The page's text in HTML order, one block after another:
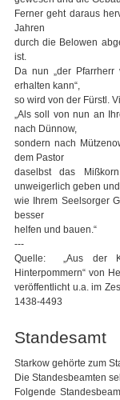
Ferner geht daraus
Jahren
durch die Belowen
ist.
Da nun „der
erhalten kann“,
so wird von der Fürstl.
„Als soll von nun an
nach Dünnow,
sondern nach
dem Pastor
daselbst das
unweigerlich geben und
wie Ihrem Seelsorger
besser
helfen und bauen.“
---
Quelle: „Aus der
Hinterpommern“ von
veröffentlicht u.a. im
1438-4493
Standesamt
Starkow gehörte zum
Die Standesbeamten
Folgende